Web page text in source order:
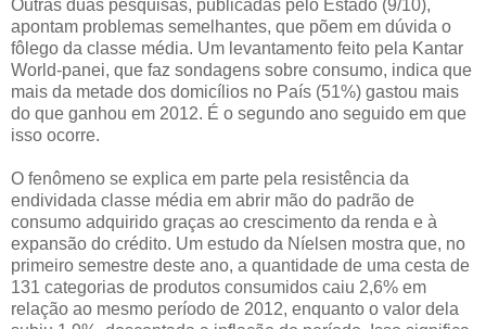
Outras duas pesquisas, públicadas pelo Estado (9/10),
apontam problemas semelhantes, que põem em dúvida o
fôlego da classe média. Um levantamento feito pela Kantar
World-panei, que faz sondagens sobre consumo, indica que
mais da metade dos domicílios no País (51%) gastou mais
do que ganhou em 2012. É o segundo ano seguido em que
isso ocorre.
O fenômeno se explica em parte pela resistência da
endividada classe média em abrir mão do padrão de
consumo adquirido graças ao crescimento da renda e à
expansão do crédito. Um estudo da Níelsen mostra que, no
primeiro semestre deste ano, a quantidade de uma cesta de
131 categorias de produtos consumidos caiu 2,6% em
relação ao mesmo período de 2012, enquanto o valor dela